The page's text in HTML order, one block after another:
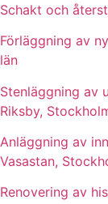
Schakt och
Förläggning av
län
Stenläggning av
Riksby,
Anläggning av
Vasastan,
Renovering av